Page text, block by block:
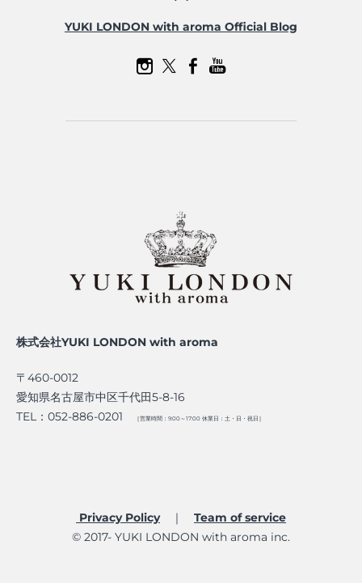
YUKI LONDON with aroma Official Blog
株式会社YUKI LONDON with aroma
〒460-0012
愛知県名古屋市中区千代田5-8-16
TEL：052-886-0201
［営業時間：9:00～17:00 休業日：土・日・祝日］
Privacy Policy｜ Team of service​
© 2017- YUKI LONDON with aroma inc.